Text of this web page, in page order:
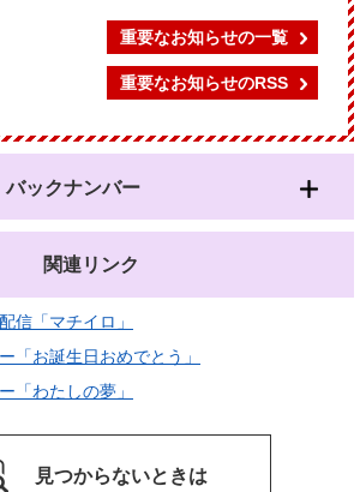
重要なお知らせの一覧
重要なお知らせのRSS
バックナンバー
関連リンク
信「マチイロ」
「お誕生日おめでとう」
「わたしの夢」
見つからないときは